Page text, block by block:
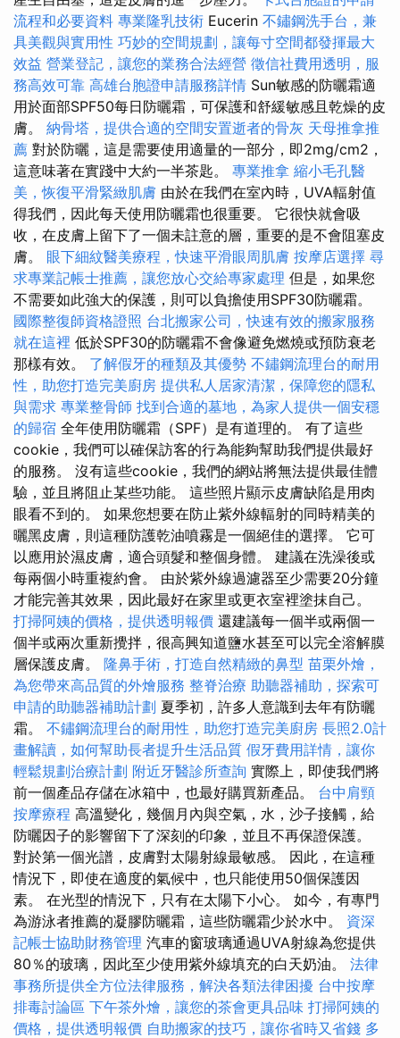
流程和必要資料 專業隆乳技術 Eucerin 不鏽鋼洗手台，兼
具美觀與實用性 巧妙的空間規劃，讓每寸空間都發揮最大
效益 營業登記，讓您的業務合法經營 徵信社費用透明，服
務高效可靠 高雄台胞證申請服務詳情 Sun敏感的防曬霜適
用於面部SPF50每日防曬霜，可保護和舒緩敏感且乾燥的皮
膚。 納骨塔，提供合適的空間安置逝者的骨灰 天母推拿推
薦 對於防曬，這是需要使用適量的一部分，即2mg/cm2，
這意味著在實踐中大約一半茶匙。 專業推拿 縮小毛孔醫
美，恢復平滑緊緻肌膚 由於在我們在室內時，UVA輻射值
得我們，因此每天使用防曬霜也很重要。 它很快就會吸
收，在皮膚上留下了一個未註意的層，重要的是不會阻塞皮
膚。 眼下細紋醫美療程，快速平滑眼周肌膚 按摩店選擇 尋
求專業記帳士推薦，讓您放心交給專家處理 但是，如果您
不需要如此強大的保護，則可以負擔使用SPF30防曬霜。
國際整復師資格證照 台北搬家公司，快速有效的搬家服務
就在這裡 低於SPF30的防曬霜不會像避免燃燒或預防衰老
那樣有效。 了解假牙的種類及其優勢 不鏽鋼流理台的耐用
性，助您打造完美廚房 提供私人居家清潔，保障您的隱私
與需求 專業整骨師 找到合適的墓地，為家人提供一個安穩
的歸宿 全年使用防曬霜（SPF）是有道理的。 有了這些
cookie，我們可以確保訪客的行為能夠幫助我們提供最好
的服務。 沒有這些cookie，我們的網站將無法提供最佳體
驗，並且將阻止某些功能。 這些照片顯示皮膚缺陷是用肉
眼看不到的。 如果您想要在防止紫外線輻射的同時精美的
曬黑皮膚，則這種防護乾油噴霧是一個絕佳的選擇。 它可
以應用於濕皮膚，適合頭髮和整個身體。 建議在洗澡後或
每兩個小時重複約會。 由於紫外線過濾器至少需要20分鐘
才能完善其效果，因此最好在家里或更衣室裡塗抹自己。
打掃阿姨的價格，提供透明報價 還建議每一個半或兩個一
個半或兩次重新攪拌，很高興知道鹽水甚至可以完全溶解膜
層保護皮膚。 隆鼻手術，打造自然精緻的鼻型 苗栗外燴，
為您帶來高品質的外燴服務 整脊治療 助聽器補助，探索可
申請的助聽器補助計劃 夏季初，許多人意識到去年有防曬
霜。 不鏽鋼流理台的耐用性，助您打造完美廚房 長照2.0計
畫解讀，如何幫助長者提升生活品質 假牙費用詳情，讓你
輕鬆規劃治療計劃 附近牙醫診所查詢 實際上，即使我們將
前一個產品存儲在冰箱中，也最好購買新產品。 台中肩頸
按摩療程 高溫變化，幾個月內與空氣，水，沙子接觸，給
防曬因子的影響留下了深刻的印象，並且不再保證保護。
對於第一個光譜，皮膚對太陽射線最敏感。 因此，在這種
情況下，即使在適度的氣候中，也只能使用50個保護因
素。 在光型的情況下，只有在太陽下小心。 如今，有專門
為游泳者推薦的凝膠防曬霜，這些防曬霜少於水中。 資深
記帳士協助財務管理 汽車的窗玻璃通過UVA射線為您提供
80％的玻璃，因此至少使用紫外線填充的白天奶油。 法律
事務所提供全方位法律服務，解決各類法律困擾 台中按摩
排毒討論區 下午茶外燴，讓您的茶會更具品味 打掃阿姨的
價格，提供透明報價 自助搬家的技巧，讓你省時又省錢 多